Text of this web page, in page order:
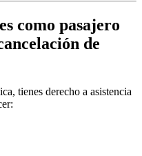
como pasajero
de
tienes derecho a asistencia